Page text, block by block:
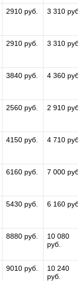
2910 руб. 3 310 руб.
2910 руб. 3 310 руб.
3840 руб. 4 360 руб.
2560 руб. 2 910 руб.
4150 руб. 4 710 руб.
6160 руб. 7 000 руб.
5430 руб. 6 160 руб.
8880 руб.
10 080
руб.
9010 руб.
10 240
руб.